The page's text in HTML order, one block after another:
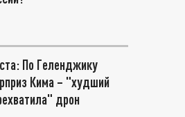
По Геленджику
Кима – "худший
дрон